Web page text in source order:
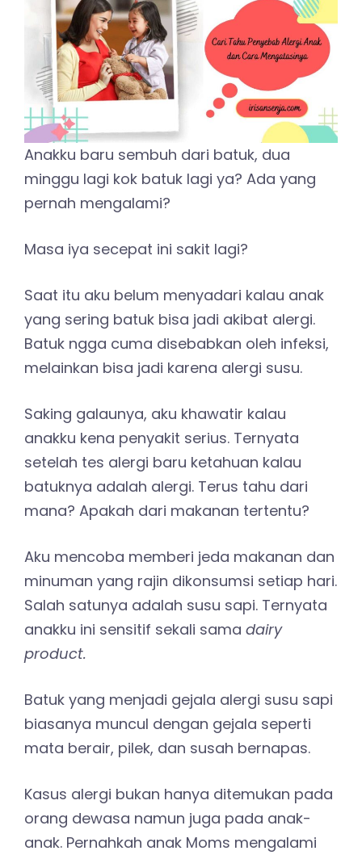
Anakku baru sembuh dari batuk, dua
minggu lagi kok batuk lagi ya? Ada yang
pernah mengalami?
Masa iya secepat ini sakit lagi?
Saat itu aku belum menyadari kalau anak
yang sering batuk bisa jadi akibat alergi.
Batuk ngga cuma disebabkan oleh infeksi,
melainkan bisa jadi karena alergi susu.
Saking galaunya, aku khawatir kalau
anakku kena penyakit serius. Ternyata
setelah tes alergi baru ketahuan kalau
batuknya adalah alergi. Terus tahu dari
mana? Apakah dari makanan tertentu?
Aku mencoba memberi jeda makanan dan
minuman yang rajin dikonsumsi setiap hari.
Salah satunya adalah susu sapi. Ternyata
anakku ini sensitif sekali sama dairy
product.
Batuk yang menjadi gejala alergi susu sapi
biasanya muncul dengan gejala seperti
mata berair, pilek, dan susah bernapas.
Kasus alergi bukan hanya ditemukan pada
orang dewasa namun juga pada anak-
anak. Pernahkah anak Moms mengalami